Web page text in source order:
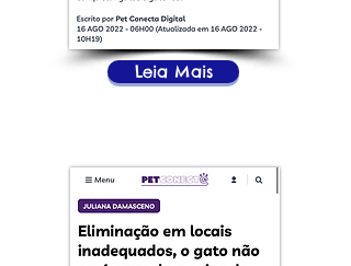
Leia Mais